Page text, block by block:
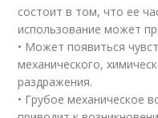
состоит в том, что ее
использование может
• Может появиться
механического,
раздражения.
• Грубое механическое